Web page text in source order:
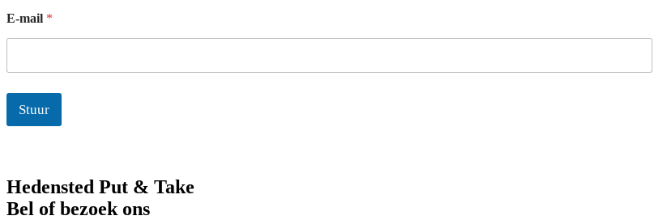
-
m
E-mail *
Stuur
Hedensted Put & Take
Bel of bezoek ons